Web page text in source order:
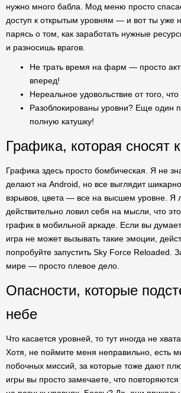
нужно много бабла. Мод меню просто
доступ к открытым уровням — и вот ты уже
парясь о том, как заработать нужные
и разносишь врагов.
Не трать время на фарм — просто
вперед!
Нереальное удовольствие от того,
Разоблокированы уровни? Еще один
полную катушку!
Графика, которая сносят
Графика здесь просто бомбическая. Я не
делают на Android, но все выглядит
взрывов, цвета — все на высшем уровне. Я
действительно ловил себя на мысли, что
график в мобильной аркаде. Если вы
игра не может вызывать такие эмоции,
попробуйте запустить Sky Force Reloaded.
мире — просто плевое дело.
Опасности, которые
небе
Что касается уровней, то тут иногда не
Хотя, не поймите меня неправильно, есть
побочных миссий, за которые тоже дают
игры вы просто замечаете, что